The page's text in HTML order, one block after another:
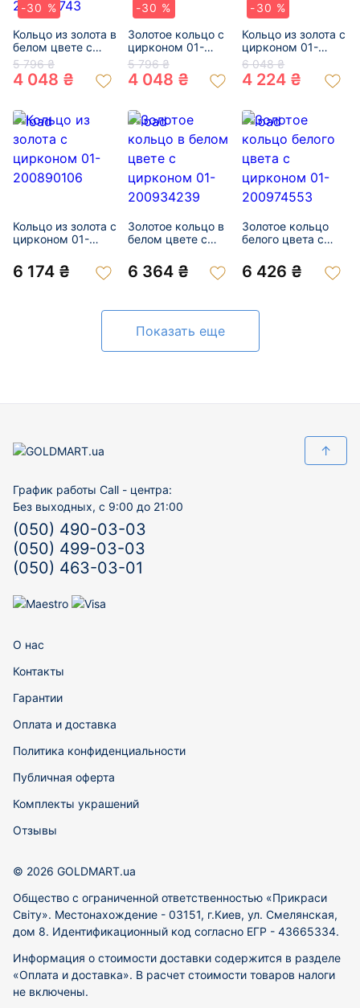
-30 %
Кольцо из золота в
белом цвете с
цирконом 01-
200216743
5 796 ₴
4 048 ₴
-30 %
Золотое кольцо с
цирконом 01-
200346042
5 796 ₴
4 048 ₴
-30 %
Кольцо из золота с
цирконом 01-
19313022
6 048 ₴
4 224 ₴
Кольцо из золота с
цирконом 01-
6 174 ₴
Золотое кольцо в
белом цвете с
200934239
6 364 ₴
Золотое кольцо
белого цвета с
200974553
6 426 ₴
Показать еще
↑
График работы Call - центра:
Без выходных, с 9:00 до 21:00
(050) 490-03-03
(050) 499-03-03
(050) 463-03-01
О нас
Контакты
Гарантии
Оплата и доставка
Политика конфиденциальности
Публичная оферта
Комплекты украшений
Отзывы
© 2026 GOLDMART.ua
Общество с ограниченной ответственностью «Прикраси
Світу». Местонахождение - 03151, г.Киев, ул. Смелянская,
дом 8. Идентификационный код согласно ЕГР - 43665334.
Информация о стоимости доставки содержится в разделе
«Оплата и доставка». В расчет стоимости товаров налоги
не включены.